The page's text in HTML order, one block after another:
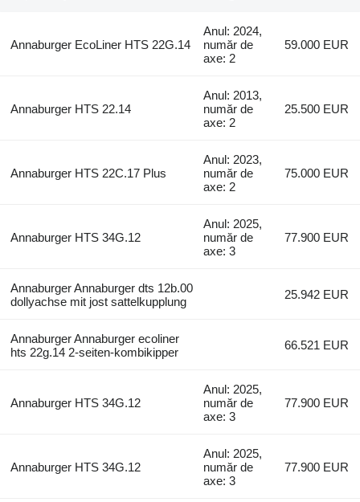
Annaburger EcoLiner HTS 22G.14
Anul: 2024,
număr de
axe: 2
59.000 EUR
Annaburger HTS 22.14
Anul: 2013,
număr de
axe: 2
25.500 EUR
Annaburger HTS 22C.17 Plus
Anul: 2023,
număr de
axe: 2
75.000 EUR
Annaburger HTS 34G.12
Anul: 2025,
număr de
axe: 3
77.900 EUR
Annaburger Annaburger dts 12b.00
dollyachse mit jost sattelkupplung
25.942 EUR
Annaburger Annaburger ecoliner
hts 22g.14 2-seiten-kombikipper
66.521 EUR
Annaburger HTS 34G.12
Anul: 2025,
număr de
axe: 3
77.900 EUR
Annaburger HTS 34G.12
Anul: 2025,
număr de
axe: 3
77.900 EUR